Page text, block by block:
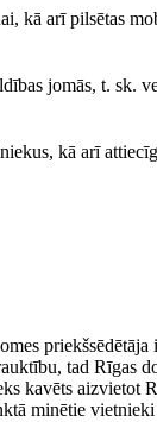
kā arī pilsētas
jomās, t. sk.
kā arī
priekšsēdētāja
tad Rīgas
kavēts aizvietot
minētie